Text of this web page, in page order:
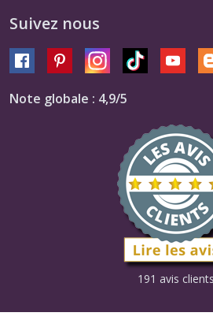
Suivez nous
Note globale : 4,9/5
191 avis clients